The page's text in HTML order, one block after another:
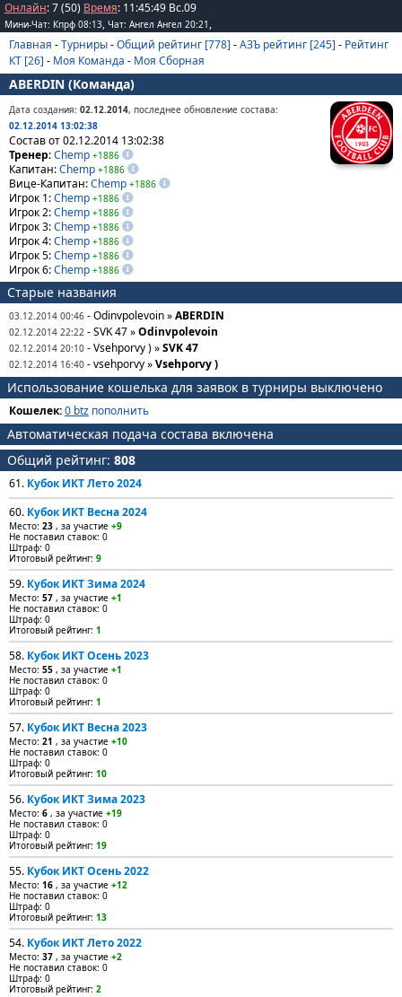
Онлайн: 7 (50) Время: 11:45:49 Вс.09
Мини-Чат: Кпрф 08:13, Чат: Ангел Ангел 20:21 ,
Главная -Турниры-Общий рейтинг [778] -АЗЪ рейтинг [245] - Рейтинг
КТ [26] - Моя Команда - Моя Сборная
ABERDIN (Команда)
Дата создания: 02.12.2014, последнее обновление состава:
02.12.2014 13:02:38
Состав от 02.12.2014 13:02:38
Тренер:Chemp +1886
Капитан:Chemp +1886
Вице-Капитан:Chemp +1886
Игрок 1:Chemp +1886
Игрок 2:Chemp +1886
Игрок 3:Chemp +1886
Игрок 4:Chemp +1886
Игрок 5:Chemp +1886
Игрок 6:Chemp +1886
Старые названия
03.12.2014 00:46 - Odinvpolevoin »ABERDIN
02.12.2014 22:22 - SVK 47 »Odinvpolevoin
02.12.2014 20:10 - Vsehporvy ) »SVK 47
02.12.2014 16:40 - vsehporvy »Vsehporvy )
Использование кошелька для заявок в турниры выключено
Кошелек:0 btz пополнить
Автоматическая подача состава включена
Общий рейтинг: 808
61. Кубок ИКТ Лето 2024
60. Кубок ИКТ Весна 2024
Место: 23 , за участие +9
Не поставил ставок: 0
Штраф: 0
Итоговый рейтинг: 9
59. Кубок ИКТ Зима 2024
Место: 57 , за участие +1
Не поставил ставок: 0
Штраф: 0
Итоговый рейтинг: 1
58. Кубок ИКТ Осень 2023
Место: 55 , за участие +1
Не поставил ставок: 0
Штраф: 0
Итоговый рейтинг: 1
57. Кубок ИКТ Весна 2023
Место: 21 , за участие +10
Не поставил ставок: 0
Штраф: 0
Итоговый рейтинг: 10
56. Кубок ИКТ Зима 2023
Место: 6 , за участие +19
Не поставил ставок: 0
Штраф: 0
Итоговый рейтинг: 19
55. Кубок ИКТ Осень 2022
Место: 16 , за участие +12
Не поставил ставок: 0
Штраф: 0
Итоговый рейтинг: 13
54. Кубок ИКТ Лето 2022
Место: 37 , за участие +2
Не поставил ставок: 0
Штраф: 0
Итоговый рейтинг: 2